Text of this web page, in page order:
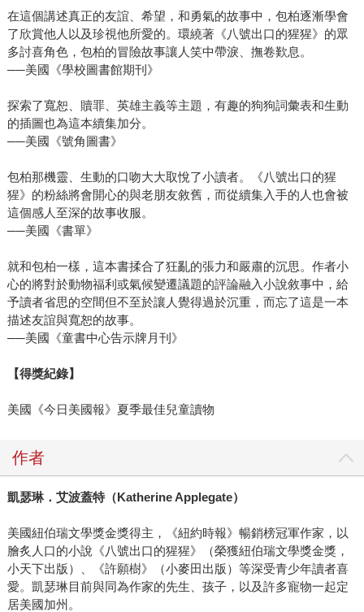
在這個講述真正的友誼、希望，和勇氣的故事中，包柏逐漸學會
了欣賞他人以及珍視他所愛的。環繞著《八號出口的猩猩》的眾
多討喜角色，包柏的冒險故事讓人笑中帶淚、撫卷歎息。
──美國《學校圖書館期刊》
探索了寬恕、贖罪、英雄主義等主題，有趣的狗狗詞彙表和生動
的插圖也為這本續集加分。
──美國《號角圖書》
包柏那機靈、生動的口吻大大取悅了小讀者。《八號出口的猩
猩》的粉絲將會開心的與老朋友敘舊，而從續集入手的人也會被
這個感人至深的故事收服。
──美國《書單》
就和包柏一樣，這本書揉合了狂亂的張力和嚴肅的沉思。作者小
心的將對於動物福利或氣候變遷議題的評論融入小說敘事中，給
予讀者省思的空間但不至於讓人覺得過於沉重，而忘了這是一本
描述友誼與寬恕的故事。
──美國《童書中心告示牌月刊》
【得獎紀錄】
美國《今日美國報》夏季最佳兒童讀物
作者
凱瑟琳．艾波蓋特（Katherine Applegate）
美國紐伯瑞文學獎金獎得主，《紐約時報》暢銷榜冠軍作家，以
膾炙人口的小說《八號出口的猩猩》（榮獲紐伯瑞文學獎金獎，
小天下出版）、《許願樹》（小麥田出版）等深受青少年讀者喜
愛。凱瑟琳目前與同為作家的先生、孩子，以及許多寵物一起定
居美國加州。